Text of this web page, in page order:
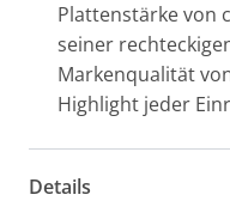
Plattenstärke von
seiner
Markenqualität
Highlight jeder
Details